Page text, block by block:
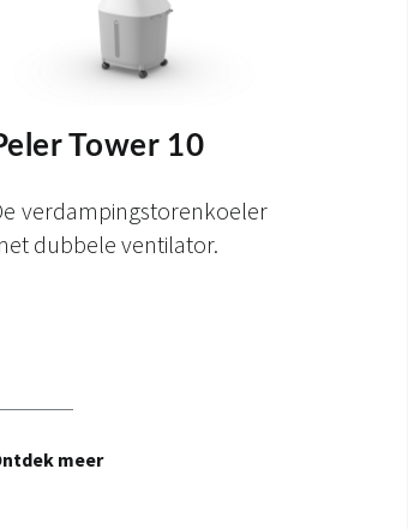
Tower 10
verdampingstorenkoeler
dubbele ventilator.
meer